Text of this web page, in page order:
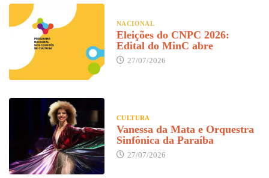
NACIONAL
Eleições do CNPC 2026:
Edital do MinC abre
27/07/2026
CULTURA
Vanessa da Mata e Orquestra
Sinfônica da Paraíba
27/07/2026